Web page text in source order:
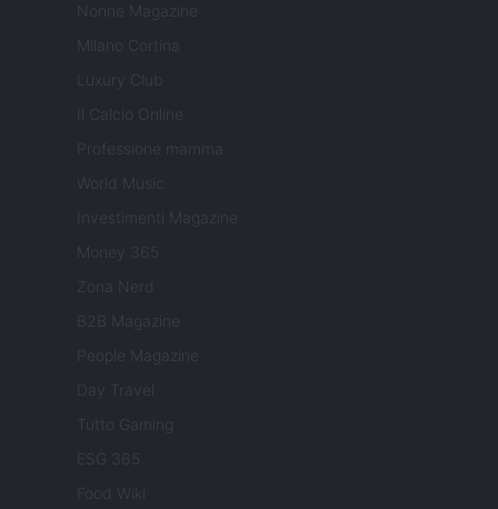
Nonne Magazine
Milano Cortina
Luxury Club
Il Calcio Online
Professione mamma
World Music
Investimenti Magazine
Money 365
Zona Nerd
B2B Magazine
People Magazine
Day Travel
Tutto Gaming
ESG 365
Food Wiki